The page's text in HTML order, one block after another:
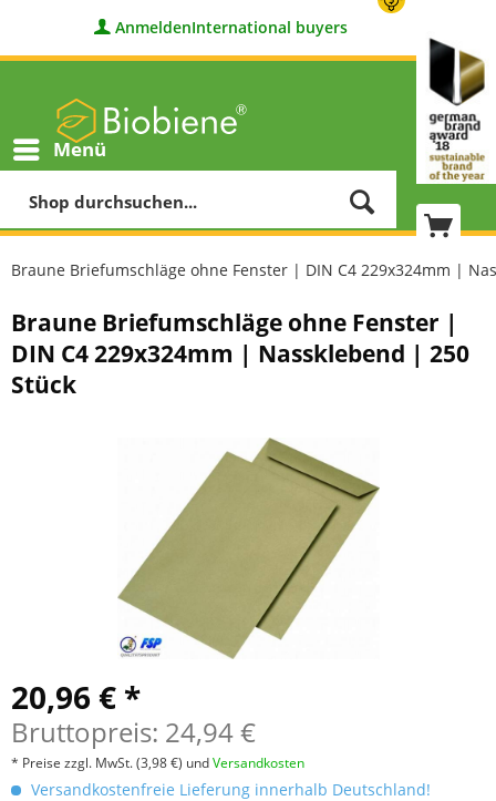
AnmeldenInternational buyers
Menü
Braune Briefumschläge ohne Fenster | DIN C4 229x324mm |
Braune Briefumschläge ohne Fenster |
DIN C4 229x324mm | Nassklebend | 250
Stück
20,96 € *
Bruttopreis: 24,94 €
* Preise zzgl. MwSt.(3,98 €) undVersandkosten
Versandkostenfreie Lieferung innerhalb Deutschland!